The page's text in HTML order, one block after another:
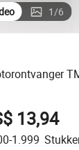
1/6
13,94
1.999